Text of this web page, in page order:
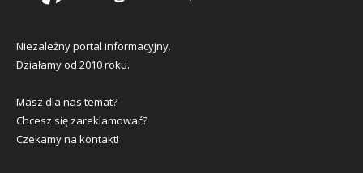
Niezależny portal informacyjny.
Działamy od 2010 roku.
Masz dla nas temat?
Chcesz się zareklamować?
Czekamy na kontakt!